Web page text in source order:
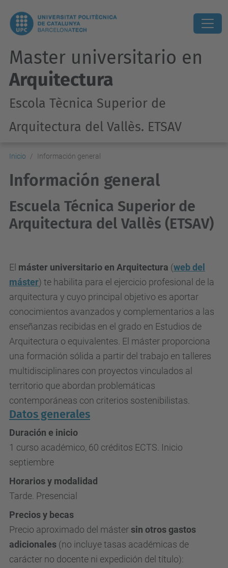
Master universitario en
Arquitectura
Escola Tècnica Superior de
Arquitectura del Vallès. ETSAV
Inicio Información general
Información general
Escuela Técnica Superior de
Arquitectura del Vallès (ETSAV)
El máster universitario en Arquitectura (web del
máster) te habilita para el ejercicio profesional de la
arquitectura y cuyo principal objetivo es aportar
conocimientos avanzados y complementarios a las
enseñanzas recibidas en el grado en Estudios de
Arquitectura o equivalentes. El máster proporciona
una formación sólida a partir del trabajo en talleres
multidisciplinares con proyectos vinculados al
territorio que abordan problemáticas
contemporáneas con criterios sostenibilistas.
Datos generales
Duración e inicio
1 curso académico, 60 créditos ECTS. Inicio
septiembre
Horarios y modalidad
Tarde. Presencial
Precios y becas
Precio aproximado del mástersin otros gastos
adicionales (no incluye tasas académicas de
carácter no docente ni expedición del título):